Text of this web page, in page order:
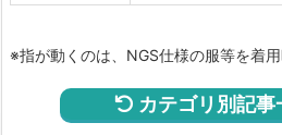
※指が動くのは、NGS仕様の服等を着
カテゴリ別記事